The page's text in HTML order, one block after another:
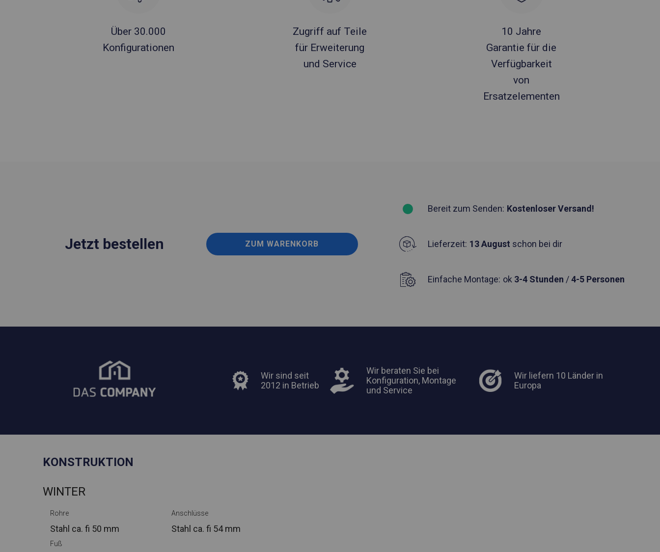
Über 30.000
Konfigurationen
Zugriff auf Teile
für Erweiterung
und Service
10 Jahre
Garantie für die
Verfügbarkeit
von
Ersatzelementen
Jetzt bestellen ZUM WARENKORB
Bereit zum Senden: Kostenloser Versand!
Lieferzeit: 13 August schon bei dir
Einfache Montage: ok 3-4 Stunden /4-5 Personen
Wir sind seit
2012 in Betrieb
Wir beraten Sie bei
Konfiguration, Montage
und Service
Wir liefern 10 Länder in
Europa
KONSTRUKTION
WINTER
Rohre
Stahl ca. fi 50 mm
Anschlüsse
Stahl ca. fi 54 mm
Fuß